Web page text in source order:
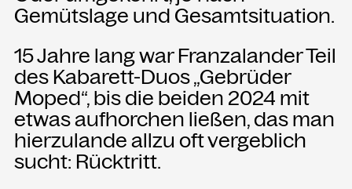
Kammgarn. Jetzt anmelden und
nichts mehr verpassen.
ANMELDEN
Gemütslage und Gesamtsituation.
15 Jahre lang war Franzalander Teil
des Kabarett-Duos „Gebrüder
Moped“, bis die beiden 2024 mit
etwas aufhorchen ließen, das man
hierzulande allzu oft vergeblich
sucht: Rücktritt.